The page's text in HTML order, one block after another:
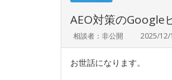
AEO対策のGoogle
相談者：非公開 2025/12/
お世話になります。